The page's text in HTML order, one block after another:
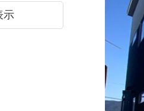
示